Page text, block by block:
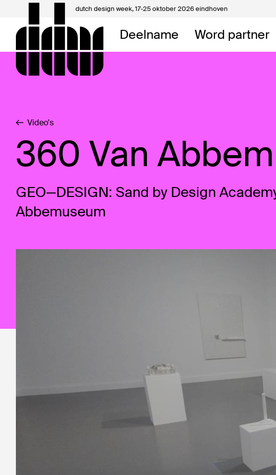
dutch design week,17-25 oktober 2026 eindhoven
Deelname Word partner
Mijn DDW
Over DDW
Video's
360 Van
GEO—DESIGN: Sand by Design
Abbemuseum